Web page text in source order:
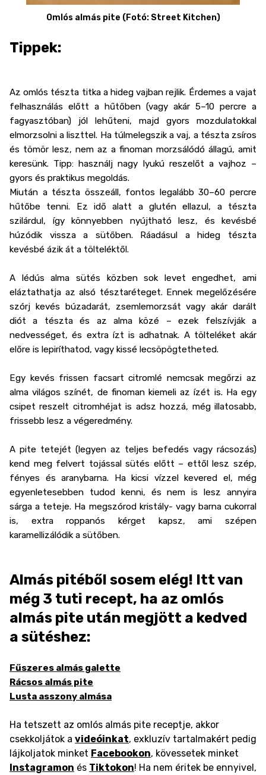
Omlós almás pite (Fotó: Street Kitchen)
Tippek:
Az omlós tészta titka a hideg vajban rejlik. Érdemes a vajat
felhasználás előtt a hűtőben (vagy akár 5–10 percre a
fagyasztóban) jól lehűteni, majd gyors mozdulatokkal
elmorzsolni a liszttel. Ha túlmelegszik a vaj, a tészta zsíros
és tömör lesz, nem az a finoman morzsálódó állagú, amit
keresünk. Tipp: használj nagy lyukú reszelőt a vajhoz –
gyors és praktikus megoldás.
Miután a tészta összeáll, fontos legalább 30–60 percre
hűtőbe tenni. Ez idő alatt a glutén ellazul, a tészta
szilárdul, így könnyebben nyújtható lesz, és kevésbé
húzódik vissza a sütőben. Ráadásul a hideg tészta
kevésbé ázik át a tölteléktől.
A lédús alma sütés közben sok levet engedhet, ami
eláztathatja az alsó tésztaréteget. Ennek megelőzésére
szórj kevés búzadarát, zsemlemorzsát vagy akár darált
diót a tészta és az alma közé – ezek felszívják a
nedvességet, és extra ízt is adhatnak. A tölteléket akár
előre is lepiríthatod, vagy kissé lecsöpögtetheted.
Egy kevés frissen facsart citromlé nemcsak megőrzi az
alma világos színét, de finoman kiemeli az ízét is. Ha egy
csipet reszelt citromhéjat is adsz hozzá, még illatosabb,
frissebb lesz a végeredmény.
A pite tetejét (legyen az teljes befedés vagy rácsozás)
kend meg felvert tojással sütés előtt – ettől lesz szép,
fényes és aranybarna. Ha kicsi vízzel kevered el, még
egyenletesebben tudod kenni, és nem is lesz annyira
sárga a teteje. Ha megszórod kristály- vagy barna cukorral
is, extra roppanós kérget kapsz, ami szépen
karamellizálódik a sütőben.
Almás pitéből sosem elég! Itt van
még 3 tuti recept, ha az omlós
almás pite után megjött a kedved
a sütéshez:
Fűszeres almás galette
Rácsos almás pite
Lusta asszony almása
Ha tetszett az omlós almás pite receptje, akkor
csekkoljátok a videóinkat, exkluzív tartalmakért pedig
lájkoljatok minket Facebookon, kövessetek minket
Instagramon és Tiktokon! Ha nem éritek be ennyivel,